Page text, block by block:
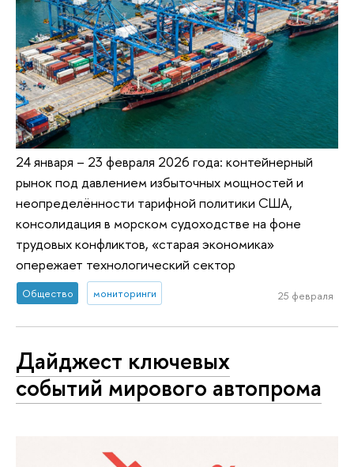
24 января – 23 февраля 2026 года: контейнерный
рынок под давлением избыточных мощностей и
неопределённости тарифной политики США,
консолидация в морском судоходстве на фоне
трудовых конфликтов, «старая экономика»
опережает технологический сектор
Общество мониторинги 25 февраля
Дайджест ключевых
событий мирового автопрома